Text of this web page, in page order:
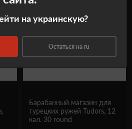
Барабанный магазин для
турецких ружей Tudors, 12
кал. 30 round
на украинскую?
Остаться на ru